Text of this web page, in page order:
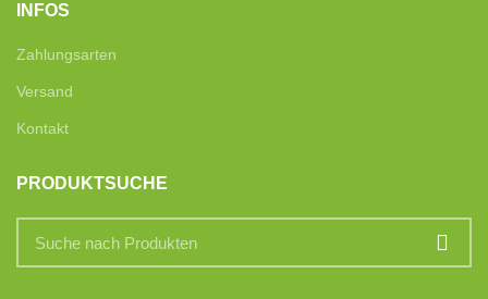
INFOS
Zahlungsarten
Versand
Kontakt
PRODUKTSUCHE